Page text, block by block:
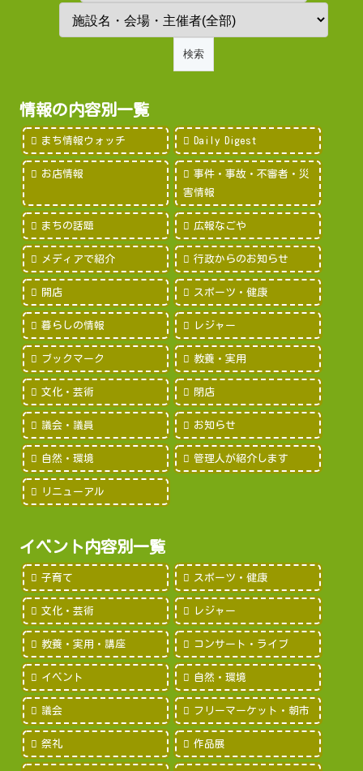
情報の内容別一覧
まち情報ウォッチ Daily Digest
お店情報
事件・事故・不審者・災
害情報
まちの話題 広報なごや
メディアで紹介 行政からのお知らせ
開店 スポーツ・健康
暮らしの情報 レジャー
ブックマーク 教養・実用
文化・芸術 閉店
議会・議員 お知らせ
自然・環境 管理人が紹介します
リニューアル
イベント内容別一覧
子育て スポーツ・健康
文化・芸術 レジャー
教養・実用・講座 コンサート・ライブ
イベント 自然・環境
議会 フリーマーケット・朝市
祭礼 作品展